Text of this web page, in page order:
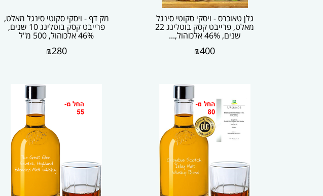
גלן טאוכרס - ויסקי סקוטי סינגל
מאלט, פרייבט קסק בוטלינג 22
שנים, 46% אלכוהול,...
₪400
מק דף - ויסקי סקוטי סינגל מאלט,
פרייבט קסק בוטלינג 10 שנים,
46% אלכוהול, 500 מ"ל
₪280